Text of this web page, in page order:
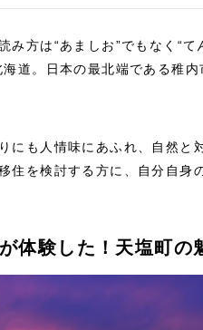
み方は“あましお”でもなく“て
道。日本の最北端である稚
にも人情味にあふれ、自然と
住を検討する方に、自分自身
体験した！天塩町の